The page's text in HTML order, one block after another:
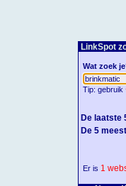
LinkSpot
Wat zoek
Tip: gebruik
De laatste
De 5
Er is 1